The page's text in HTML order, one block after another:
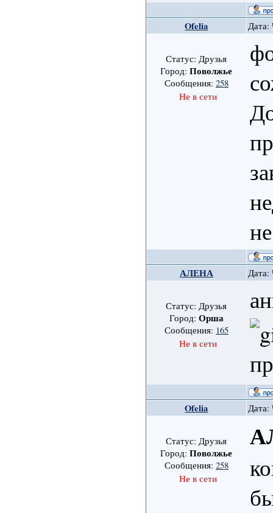
Ofelia Дата:
Статус: Друзья
Город:Поволжье
Сообщения: 258
Не в сети
АЛЕНА Дата:
Статус: Друзья
Город: Орша
Сообщения: 165
Не в сети
Ofelia Дата:
Статус: Друзья
Город:Поволжье
Сообщения: 258
Не в сети